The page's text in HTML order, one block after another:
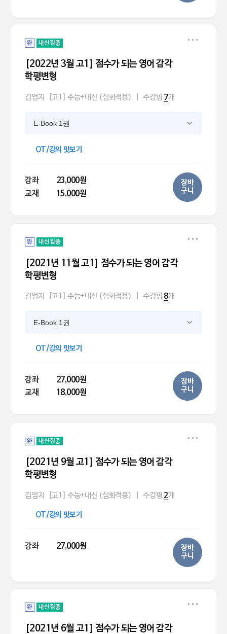
완 내신집중
[2022년 3월 고1] 점수가 되는 영어 감각
학평변형
김엄지 [고1] 수능+내신 (심화적용) 수강평 7개
E-Book 1권
OT/강의 맛보기
강좌
23,000원
교재
15,000원
장바
구니
완 내신집중
[2021년 11월 고1] 점수가 되는 영어 감각
학평변형
김엄지 [고1] 수능+내신 (심화적용) 수강평 8개
E-Book 1권
OT/강의 맛보기
강좌
27,000원
교재
18,000원
장바
구니
완 내신집중
[2021년 9월 고1] 점수가 되는 영어 감각
학평변형
김엄지 [고1] 수능+내신 (심화적용) 수강평 2개
OT/강의 맛보기
강좌 27,000원
장바
구니
완 내신집중
[2021년 6월 고1] 점수가 되는 영어 감각